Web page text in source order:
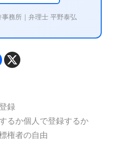
務所｜弁理士 平野泰弘
録
るか個人で登録するか
権者の自由